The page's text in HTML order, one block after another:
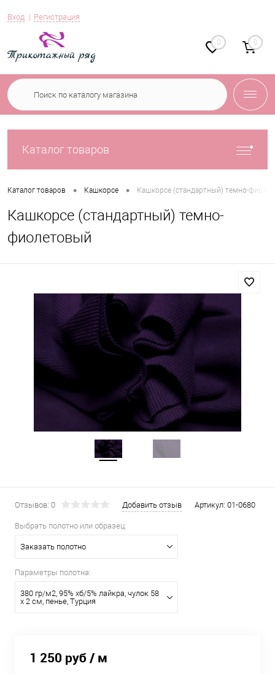
Вход Регистрация
0 0
Каталог товаров
Каталог товаров • Кашкорсе • Кашкорсе (стандартный) темно-
Кашкорсе (стандартный) темно-
фиолетовый
Отзывов: 0 Добавить отзыв Артикул: 01-0680
Выбрать полотно или образец:
Заказать полотно
Параметры полотна:
380 гр/м2, 95% хб/5% лайкра, чулок 58
х 2 см, пенье, Турция
1 250 руб/ м